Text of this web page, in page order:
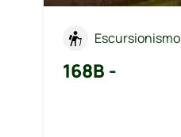
Escursionismo
168B -